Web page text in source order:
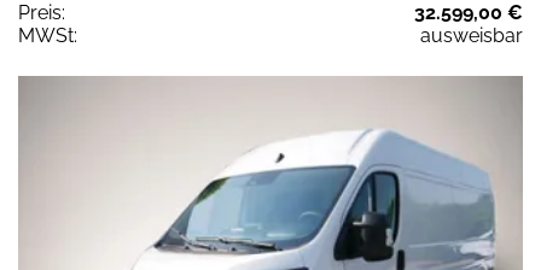
Preis:
32.599,00 €
MWSt:
ausweisbar